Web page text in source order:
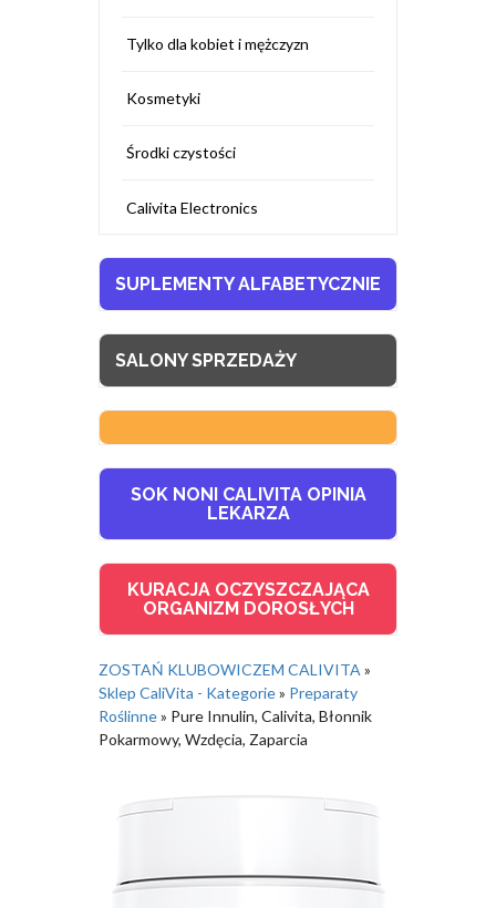
Tylko dla kobiet i mężczyzn
Kosmetyki
Środki czystości
Calivita Electronics
SUPLEMENTY ALFABETYCZNIE
SALONY SPRZEDAŻY
SOK NONI CALIVITA OPINIA
LEKARZA
KURACJA OCZYSZCZAJĄCA
ORGANIZM DOROSŁYCH
ZOSTAŃ KLUBOWICZEM CALIVITA »
Sklep CaliVita - Kategorie» Preparaty
Roślinne» Pure Innulin, Calivita, Błonnik
Pokarmowy, Wzdęcia, Zaparcia